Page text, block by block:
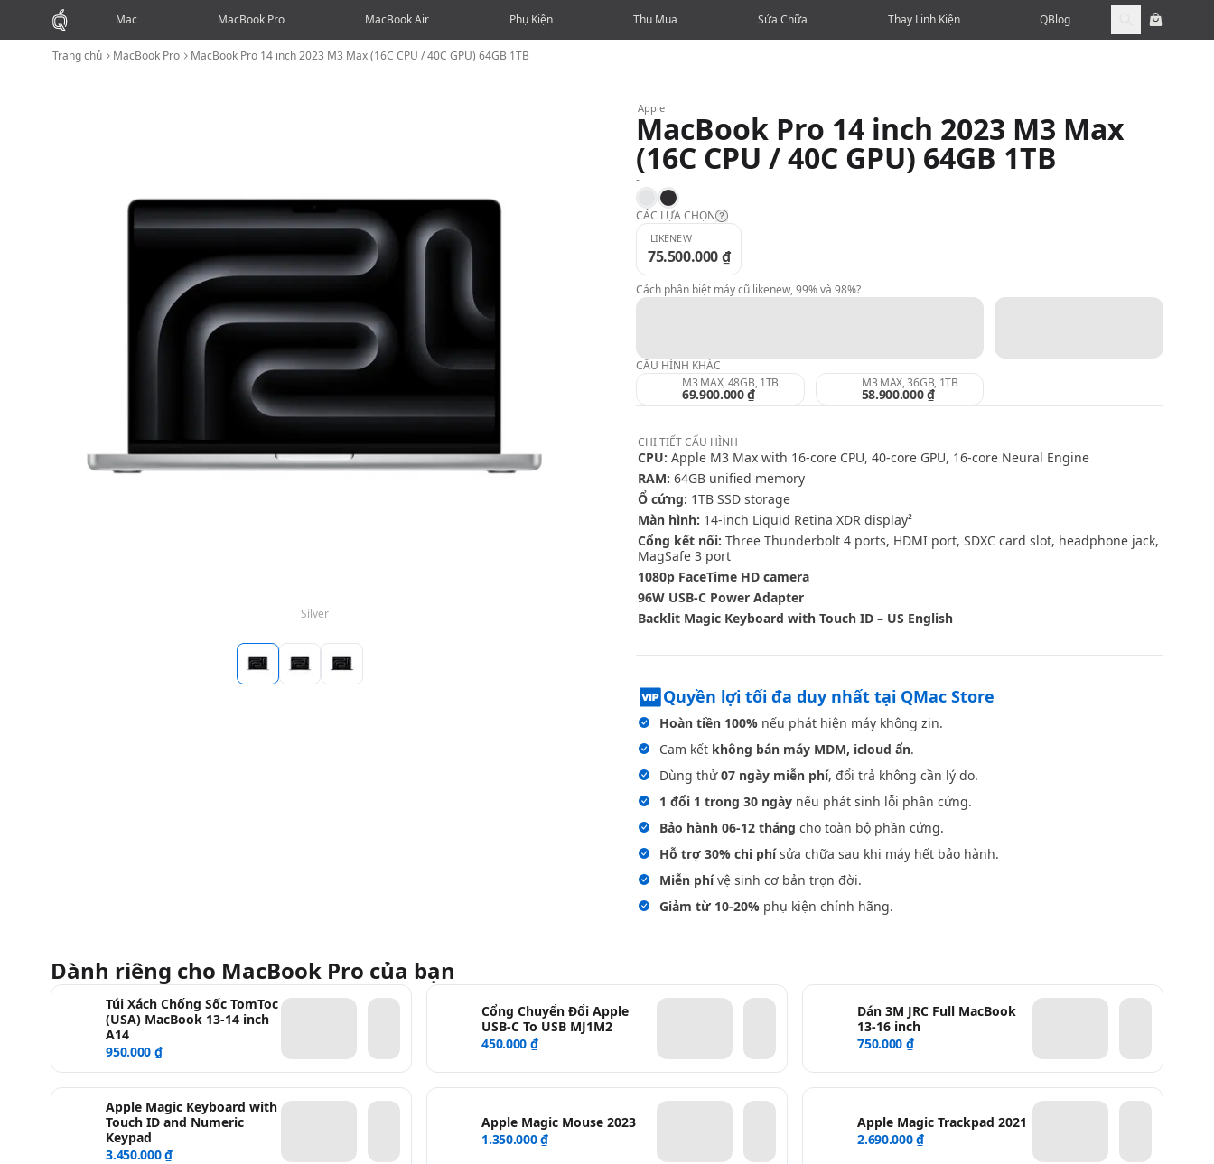
Mac MacBook Pro MacBook Air Phụ Kiện Thu Mua Sửa Chữa Thay Linh Kiện QBlog
Trang chủ MacBook Pro MacBook Pro 14 inch 2023 M3 Max (16C CPU / 40C GPU) 64GB 1TB
Silver Space Gray
Apple
MacBook Pro 14 inch 2023 M3 Max
(16C CPU / 40C GPU) 64GB 1TB
-
SilverSpace Black
CÁC LỰA CHỌN
Likenew:
98%:
LIKENEW
75.500.000 ₫
Cách phân biệt máy cũ likenew, 99% và 98%?
CẤU HÌNH KHÁC
M3 MAX, 48GB, 1TB
69.900.000 ₫
M3 MAX, 36GB, 1TB
58.900.000 ₫
CHI TIẾTCẤU HÌNH
CPU: Apple M3 Max with 16‑core CPU, 40‑core GPU, 16‑core Neural Engine
RAM: 64GB unified memory
Ổ cứng: 1TB SSD storage
Màn hình: 14-inch Liquid Retina XDR display²
Cổng kết nối: Three Thunderbolt 4 ports, HDMI port, SDXC card slot, headphone jack,
MagSafe 3 port
1080p FaceTime HD camera
96W USB-C Power Adapter
Backlit Magic Keyboard with Touch ID – US English
Quyền lợi tối đa duy nhất tại QMac Store
Hoàn tiền 100% nếu phát hiện máy không zin.
Cam kết không bán máy MDM, icloud ẩn.
Dùng thử07 ngày miễn phí, đổi trả không cần lý do.
1 đổi 1 trong 30 ngày nếu phát sinh lỗi phần cứng.
Bảo hành 06-12 tháng cho toàn bộ phần cứng.
Hỗ trợ 30% chi phísửa chữa sau khi máy hết bảo hành.
Miễn phívệ sinh cơ bản trọn đời.
Giảm từ 10-20% phụ kiện chính hãng.
Dành riêng cho MacBook Pro của bạn
Túi Xách Chống Sốc TomToc
(USA) MacBook 13-14 inch
A14
950.000 ₫
Cổng Chuyển Đổi Apple
USB-C To USB MJ1M2
450.000 ₫
Dán 3M JRC Full MacBook
13-16 inch
750.000 ₫
Apple Magic Keyboard with
Touch ID and Numeric
Keypad
3.450.000 ₫
Apple Magic Mouse 2023
1.350.000 ₫
Apple Magic Trackpad 2021
2.690.000 ₫